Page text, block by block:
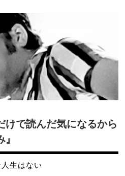
けで読んだ気になるから
生はない